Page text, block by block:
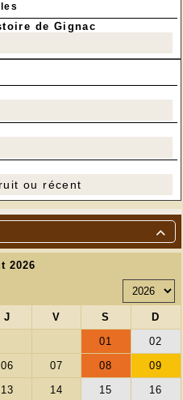

de Gignac
ou récent